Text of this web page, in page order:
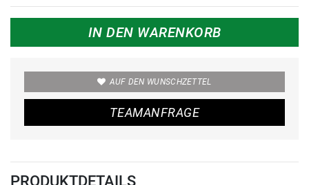
IN DEN WARENKORB
AUF DEN WUNSCHZETTEL
TEAMANFRAGE
PRODUKTDETAILS